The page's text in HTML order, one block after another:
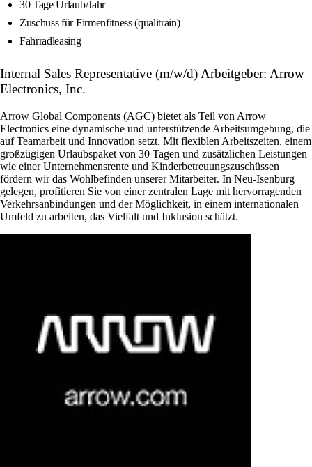
30 Tage Urlaub/Jahr
Zuschuss für Firmenfitness (qualitrain)
Fahrradleasing
Internal Sales Representative (m/w/d) Arbeitgeber: Arrow
Electronics, Inc.
Arrow Global Components (AGC) bietet als Teil von Arrow
Electronics eine dynamische und unterstützende Arbeitsumgebung, die
auf Teamarbeit und Innovation setzt. Mit flexiblen Arbeitszeiten, einem
großzügigen Urlaubspaket von 30 Tagen und zusätzlichen Leistungen
wie einer Unternehmensrente und Kinderbetreuungszuschüssen
fördern wir das Wohlbefinden unserer Mitarbeiter. In Neu-Isenburg
gelegen, profitieren Sie von einer zentralen Lage mit hervorragenden
Verkehrsanbindungen und der Möglichkeit, in einem internationalen
Umfeld zu arbeiten, das Vielfalt und Inklusion schätzt.